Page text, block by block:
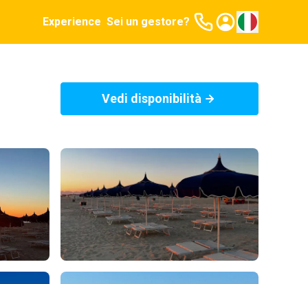
Experience Sei un gestore?
Vedi disponibilità